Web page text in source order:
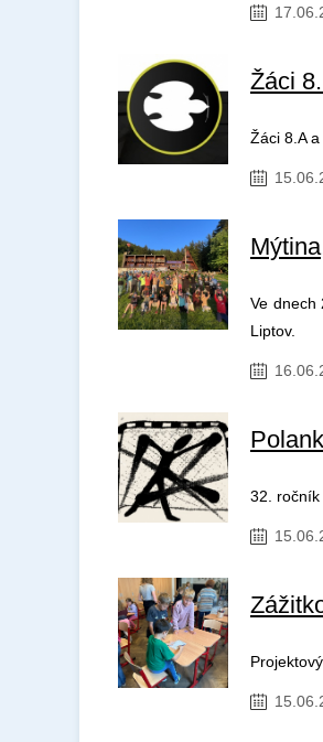
Žáci
Žáci 8.A
Ve dnech
Liptov.
32. ročník